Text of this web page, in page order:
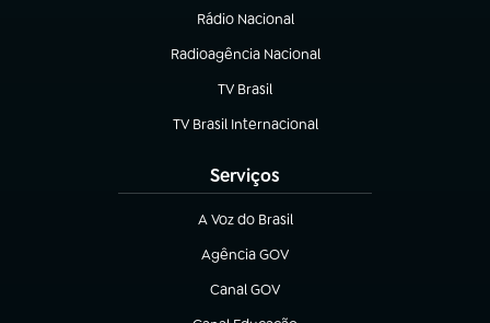
Rádio Nacional
Radioagência Nacional
(abre em nova aba)
TV Brasil
(abre em nova aba)
TV Brasil Internacional
(abre em nova aba)
Serviços
A Voz do Brasil
(abre em nova aba)
Agência GOV
(abre em nova aba)
Canal GOV
(abre em nova aba)